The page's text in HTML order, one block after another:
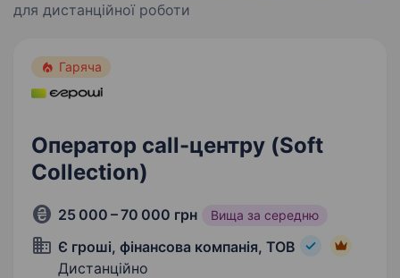
для дистанційної роботи
Гаряча
Оператор call-центру (Soft
Collection)
25 000 – 70 000 грн Вища за середню
Є гроші, фінансова компанія, ТОВ
Дистанційно